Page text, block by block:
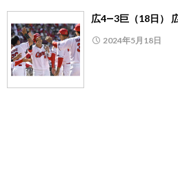
広4―3巨（18日）
2024年5月18日